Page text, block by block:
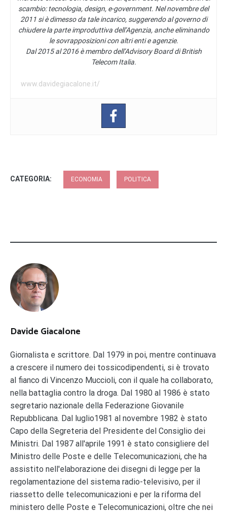
scambio: tecnologia, design, e-government. Nel novembre del
2011 si è dimesso da tale incarico, suggerendo al governo di
chiudere la parte improduttiva dell’Agenzia, anche eliminando
le sovrapposizioni con altri enti e agenzie.
Dal 2015 al 2016 è membro dell’Advisory Board di British
Telecom Italia.
www.davidegiacalone.it/
CATEGORIA: ECONOMIA POLITICA
Davide Giacalone
Giornalista e scrittore. Dal 1979 in poi, mentre continuava
a crescere il numero dei tossicodipendenti, si è trovato
al fianco di Vincenzo Muccioli, con il quale ha collaborato,
nella battaglia contro la droga. Dal 1980 al 1986 è stato
segretario nazionale della Federazione Giovanile
Repubblicana. Dal luglio1981 al novembre 1982 è stato
Capo della Segreteria del Presidente del Consiglio dei
Ministri. Dal 1987 all'aprile 1991 è stato consigliere del
Ministro delle Poste e delle Telecomunicazioni, che ha
assistito nell'elaborazione dei disegni di legge per la
regolamentazione del sistema radio-televisivo, per il
riassetto delle telecomunicazioni e per la riforma del
ministero delle Poste e Telecomunicazioni, oltre che nei